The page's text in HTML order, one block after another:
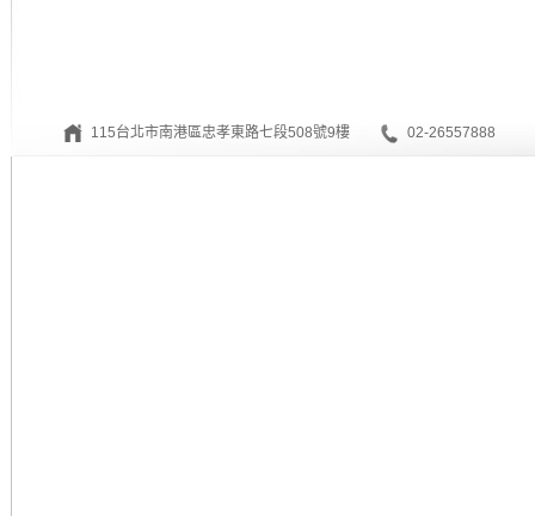
115台北市南港區忠孝東路七段508號9樓 02-26557888